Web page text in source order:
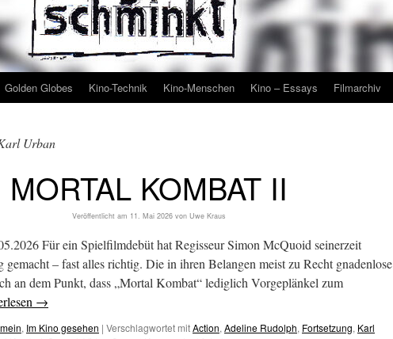
Golden Globes Kino-Technik Kino-Menschen Kino – Essays Filmarchiv
Urban
MORTAL KOMBAT II
Veröffentlicht am 11. Mai 2026 von Uwe Kraus
Für ein Spielfilmdebüt hat Regisseur Simon McQuoid seinerzeit
gemacht – fast alles richtig. Die in ihren Belangen meist zu Recht gnadenlose
an dem Punkt, dass „Mortal Kombat“ lediglich Vorgeplänkel zum
→
, Im Kino gesehen | Verschlagwortet mitAction, Adeline Rudolph, Fortsetzung, Karl